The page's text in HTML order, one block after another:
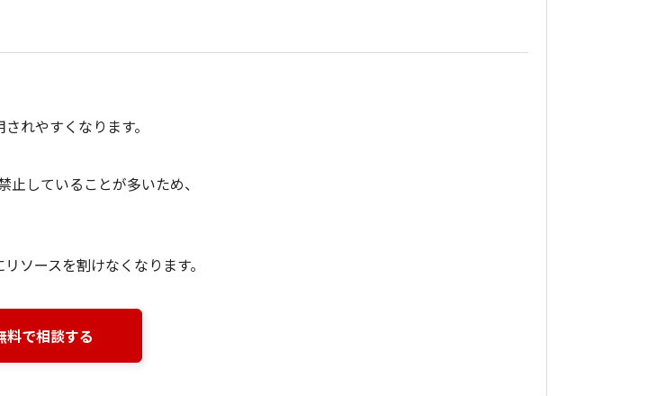
れやすくなります。
していることが多いため、
ソースを割けなくなります。
料で相談する